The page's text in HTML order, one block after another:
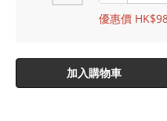
優惠價
加入購物車